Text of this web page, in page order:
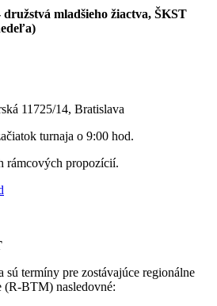
mladšieho žiactva, ŠKST
11725/14, Bratislava
turnaja o 9:00 hod.
rámcových propozícií.
termíny pre zostávajúce regionálne
(R-BTM) nasledovné: